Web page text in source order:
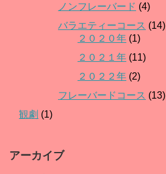
ノンフレーバード (4)
バラエティーコース (14)
２０２０年 (1)
２０２１年 (11)
２０２２年 (2)
フレーバードコース (13)
観劇 (1)
アーカイブ